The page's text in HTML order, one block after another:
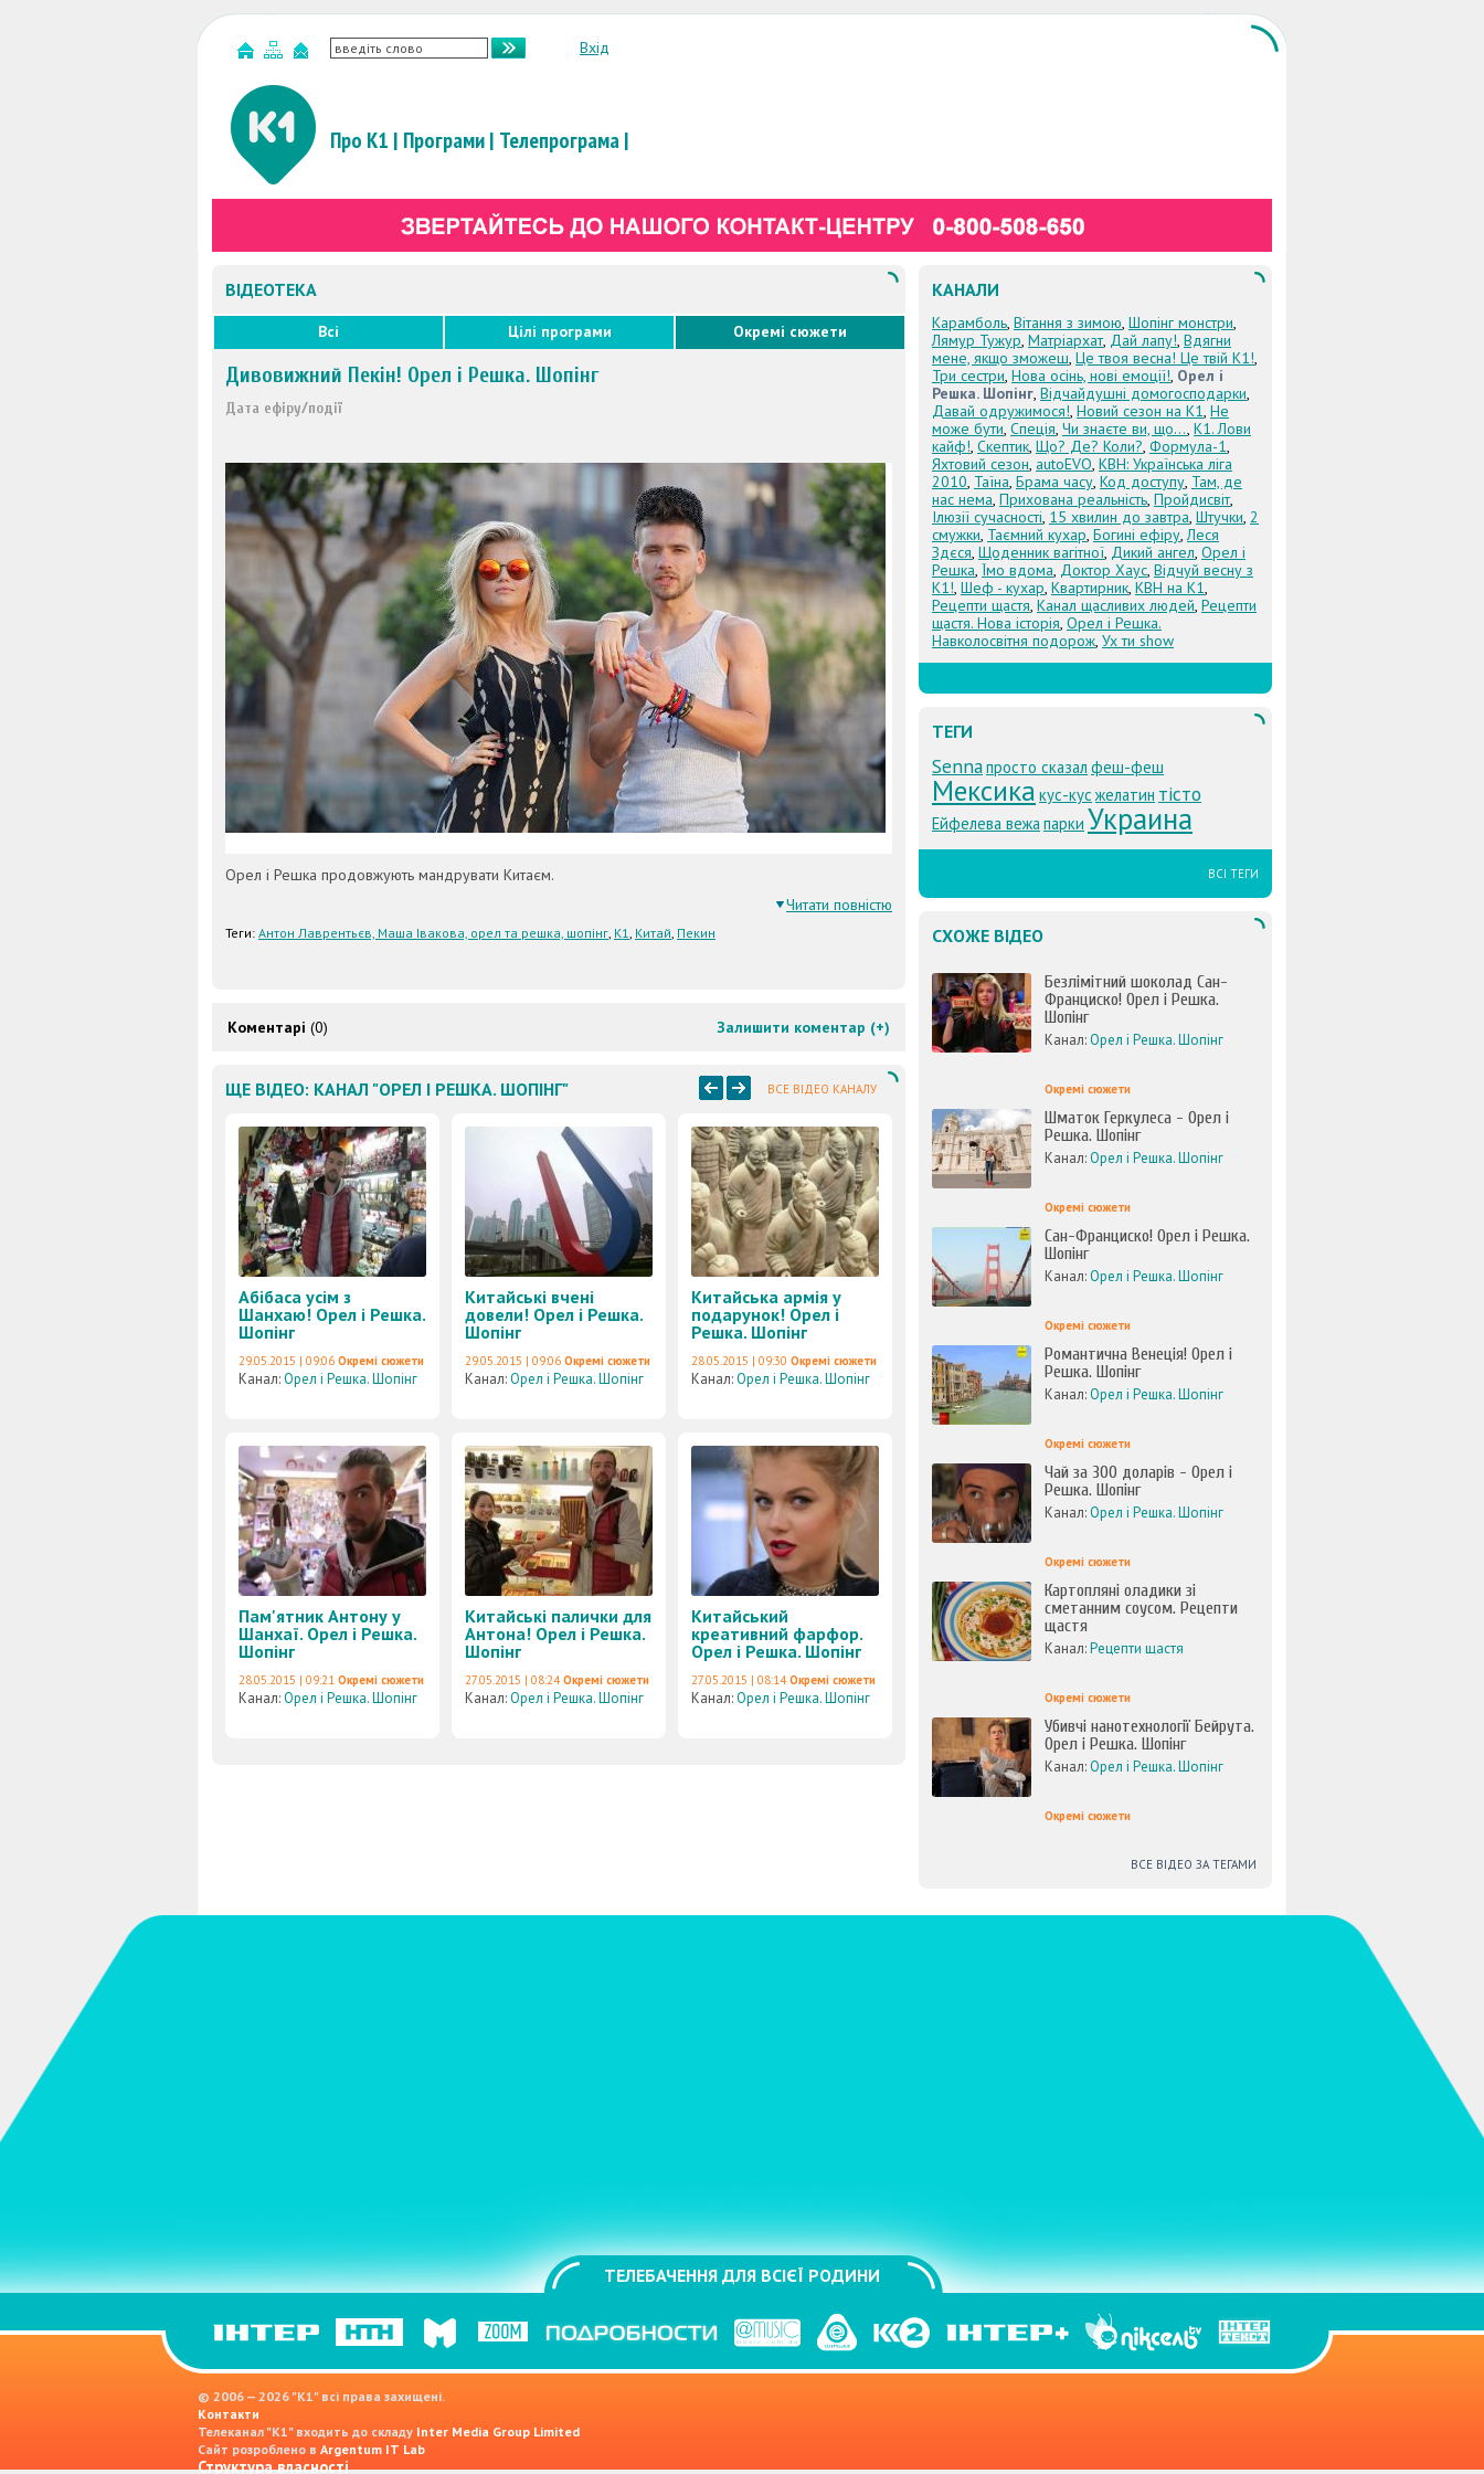
Вхід
Про К1 | Програми| Телепрограма|
ВІДЕОТЕКА
Всі Цілі програми Окремі сюжети
Дивовижний Пекін! Орел і Решка. Шопінг
Дата ефіру/події
Орел і Решка продовжують мандрувати Китаєм.
Читати повністю
Теги: Антон Лаврентьєв, Маша Івакова, орел та решка, шопінг, К1, Китай, Пекин
Залишити коментар (+)
Коментарі (0)
ВСЕ ВІДЕО КАНАЛУ
ЩЕ ВІДЕО: КАНАЛ "ОРЕЛ І РЕШКА. ШОПІНГ"
Абібаса усім з
Шанхаю! Орел і Решка.
Шопінг
29.05.2015 | 09:06 Окремі сюжети
Канал:Орел і Решка. Шопінг
Китайські вчені
довели! Орел і Решка.
Шопінг
29.05.2015 | 09:06 Окремі сюжети
Канал:Орел і Решка. Шопінг
Китайська армія у
подарунок! Орел і
Решка. Шопінг
28.05.2015 | 09:30 Окремі сюжети
Канал:Орел і Решка. Шопінг
Пам'ятник Антону у
Шанхаї. Орел і Решка.
Шопінг
28.05.2015 | 09:21 Окремі сюжети
Канал:Орел і Решка. Шопінг
Китайські палички для
Антона! Орел і Решка.
Шопінг
27.05.2015 | 08:24 Окремі сюжети
Канал:Орел і Решка. Шопінг
Китайський
креативний фарфор.
Орел і Решка. Шопінг
27.05.2015 | 08:14 Окремі сюжети
Канал:Орел і Решка. Шопінг
КАНАЛИ
Карамболь, Вітання з зимою, Шопінг монстри,
Лямур Тужур, Матріархат, Дай лапу!, Вдягни
мене, якщо зможеш, Це твоя весна! Це твій К1!,
Три сестри, Нова осінь, нові емоції!, Орел і
Решка. Шопінг, Відчайдушні домогосподарки,
Давай одружимося!, Новий сезон на К1, Не
може бути, Спеція, Чи знаєте ви, що..., К1. Лови
кайф!, Скептик, Що? Де? Коли?, Формула-1,
Яхтовий сезон, autoEVO, КВН: Українська ліга
2010, Таїна, Брама часу, Код доступу, Там, де
нас нема, Прихована реальність, Пройдисвіт,
Ілюзії сучасності, 15 хвилин до завтра, Штучки, 2
смужки, Таємний кухар, Богині ефіру,Леся
Здєся, Щоденник вагітної, Дикий ангел, Орел і
Решка, Їмо вдома, Доктор Хаус, Відчуй весну з
К1!, Шеф - кухар, Квартирник, КВН на К1,
Рецепти щастя, Канал щасливих людей, Рецепти
щастя. Нова історія, Орел і Решка.
Навколосвітня подорож, Ух ти show
ТЕГИ
Sennaпросто сказал феш-феш
Мексика кус-кус желатин тісто
Ейфелева вежапарки Украина
ВСІ ТЕГИ
СХОЖЕ ВІДЕО
Безлімітний шоколад Сан-
Франциско! Орел і Решка.
Шопінг
Канал:Орел і Решка. Шопінг
Окремі сюжети
Шматок Геркулеса - Орел і
Решка. Шопінг
Канал:Орел і Решка. Шопінг
Окремі сюжети
Сан-Франциско! Орел і Решка.
Шопінг
Канал:Орел і Решка. Шопінг
Окремі сюжети
Романтична Венеція! Орел і
Решка. Шопінг
Канал:Орел і Решка. Шопінг
Окремі сюжети
Чай за 300 доларів - Орел і
Решка. Шопінг
Канал:Орел і Решка. Шопінг
Окремі сюжети
Картопляні оладики зі
сметанним соусом. Рецепти
щастя
Канал:Рецепти щастя
Окремі сюжети
Убивчі нанотехнології Бейрута.
Орел і Решка. Шопінг
Канал:Орел і Решка. Шопінг
Окремі сюжети
ВСЕ ВІДЕО ЗА ТЕГАМИ
ТЕЛЕБАЧЕННЯ ДЛЯ ВСІЄЇ РОДИНИ
© 2006 — 2026 "K1" всі права захищені.
Контакти
Телеканал "К1" входить до складу Inter Media Group Limited
Сайт розроблено в Argentum IT Lab
Структура власності